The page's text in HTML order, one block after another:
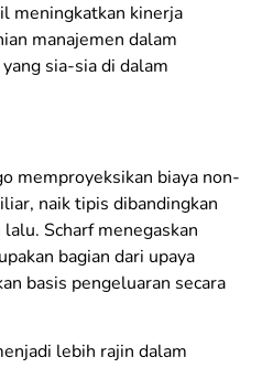
meningkatkan kinerja
manajemen dalam
sia-sia di dalam
memproyeksikan biaya non-
naik tipis dibandingkan
Scharf menegaskan
bagian dari upaya
basis pengeluaran secara
lebih rajin dalam